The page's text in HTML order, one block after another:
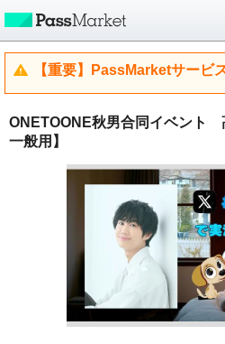
【重要】PassMarketサービ
ONETOONE秋男合同イベント
一般用】